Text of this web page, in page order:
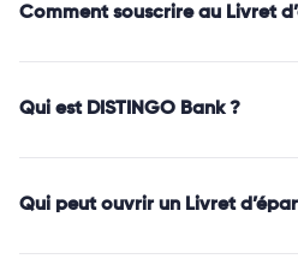
Comment souscrire au Livret
Qui est DISTINGO Bank ?
Qui peut ouvrir un Livret